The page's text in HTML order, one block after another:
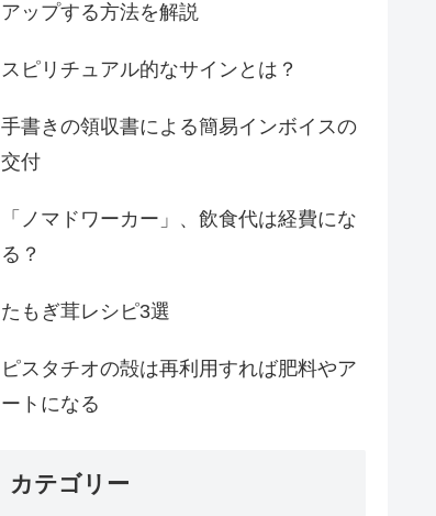
アップする方法を解説
スピリチュアル的なサインとは？
手書きの領収書による簡易インボイスの
交付
「ノマドワーカー」、飲食代は経費にな
る？
たもぎ茸レシピ3選
ピスタチオの殻は再利用すれば肥料やア
ートになる
カテゴリー